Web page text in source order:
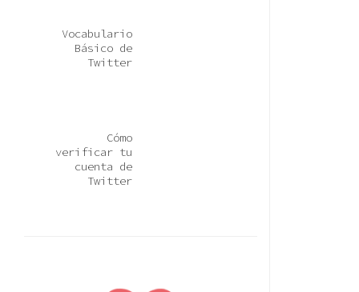
Vocabulario
Básico de
Twitter
Cómo
verificar tu
cuenta de
Twitter